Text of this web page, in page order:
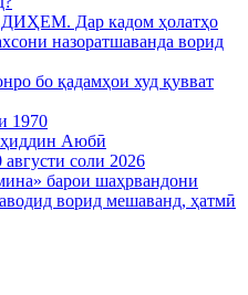
Дар кадом ҳолатҳо
назоратшаванда ворид
бо қадамҳои худ қувват
1970
Аюбӣ
соли 2026
барои шаҳрвандони
ворид мешаванд, ҳатмӣ